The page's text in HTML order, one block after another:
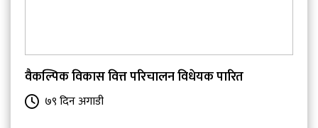
वैकल्पिक विकास वित्त परिचालन विधेयक पारित
७९ दिन अगाडी